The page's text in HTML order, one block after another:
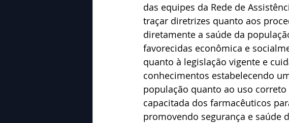
das equipes da Rede de
traçar diretrizes quanto aos
diretamente a saúde da
favorecidas econômica e
quanto à legislação vigente e
conhecimentos estabelecendo
população quanto ao uso
capacitada dos farmacêuticos
promovendo segurança e saúde